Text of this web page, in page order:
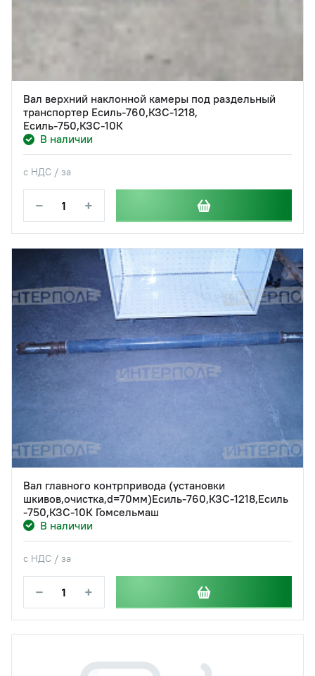
Вал верхний наклонной камеры под раздельный
транспортер Есиль-760,КЗС-1218,
Есиль-750,КЗС-10К
В наличии
с НДС / за
− +
Вал главного контрпривода (установки
шкивов,очистка,d=70мм)Есиль-760,КЗС-1218,Есиль
-750,КЗС-10К Гомсельмаш
В наличии
с НДС / за
− +